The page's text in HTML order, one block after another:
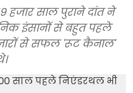
साल पुराने दांत ने
इंसानों से बहुत पहले
से सफल 'रूट कैनाल'